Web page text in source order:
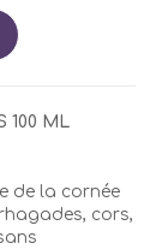
100 ML
de la cornée
cors,